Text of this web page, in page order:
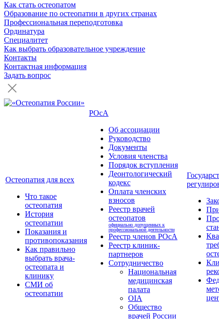
Как стать остеопатом
Образование по остеопатии в других странах
Профессиональная переподготовка
Ординатура
Специалитет
Как выбрать образовательное учреждение
Контакты
Контактная информация
Задать вопрос
Остеопатия для всех
Что такое
остеопатия
История
остеопатии
Показания и
противопоказания
Как правильно
выбрать врача-
остеопата и
клинику
СМИ об
остеопатии
РОсА
Об ассоциации
Руководство
Документы
Условия членства
Порядок вступления
Деонтологический
кодекс
Оплата членских
взносов
Реестр врачей
остеопатов
официально допущенных к
профессиональной деятельности
Реестр членов РОсА
Реестр клиник-
партнеров
Сотрудничество
Национальная
медицинская
палата
OIA
Общество
врачей России